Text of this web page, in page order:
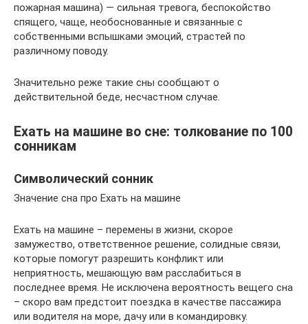
пожарная машина) — сильная тревога, беспокойство
спящего, чаще, необоснованные и связанные с
собственными вспышками эмоций, страстей по
различному поводу.
Значительно реже такие сны сообщают о
действительной беде, несчастном случае.
Ехать на машине во сне: толкование по 100
сонникам
Символический сонник
Значение сна про Ехать на машине
Ехать на машине – перемены в жизни, скорое
замужество, ответственное решение, солидные связи,
которые помогут разрешить конфликт или
неприятность, мешающую вам расслабиться в
последнее время. Не исключена вероятность вещего сна
– скоро вам предстоит поездка в качестве пассажира
или водителя на море, дачу или в командировку.